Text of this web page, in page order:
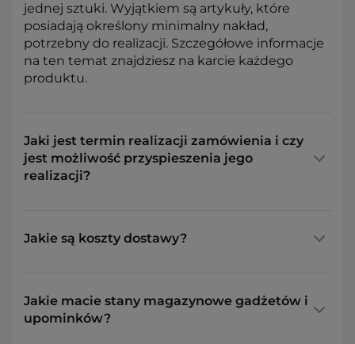
jednej sztuki. Wyjątkiem są artykuły, które
posiadają określony minimalny nakład,
potrzebny do realizacji. Szczegółowe informacje
na ten temat znajdziesz na karcie każdego
produktu.
Jaki jest termin realizacji zamówienia i czy
jest możliwość przyspieszenia jego
realizacji?
Jakie są koszty dostawy?
Jakie macie stany magazynowe gadżetów i
upominków?